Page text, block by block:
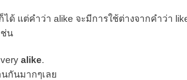
ได้ แต่คำว่า alike จะมีการใช้ต่างจากคำว่า
ช่น
alike.
กันมากๆเลย